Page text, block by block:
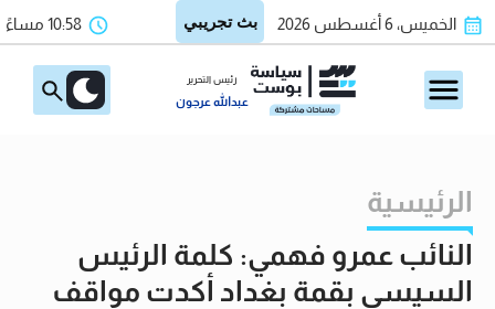
الخميس، 6 أغسطس 2026 10:58 مساءً
رئيس التحرير
عبدالله عرجون
الرئيسية
النائب عمرو فهمي: كلمة الرئيس
السيسي بقمة بغداد أكدت مواقف